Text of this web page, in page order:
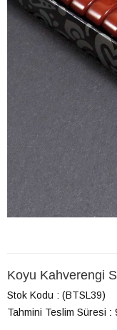
Koyu Kahverengi
Stok Kodu
(BTSL39)
Tahmini Teslim Süresi :